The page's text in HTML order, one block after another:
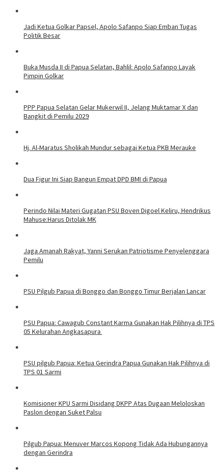
Jadi Ketua Golkar Papsel, Apolo Safanpo Siap Emban Tugas
Politik Besar
Buka Musda II di Papua Selatan, Bahlil: Apolo Safanpo Layak
Pimpin Golkar
PPP Papua Selatan Gelar Mukerwil II, Jelang Muktamar X dan
Bangkit di Pemilu 2029
Hj. Al-Maratus Sholikah Mundur sebagai Ketua PKB Merauke
Dua Figur Ini Siap Bangun Empat DPD BMI di Papua
Perindo Nilai Materi Gugatan PSU Boven Digoel Keliru, Hendrikus
Mahuse:Harus Ditolak MK
Jaga Amanah Rakyat, Yanni Serukan Patriotisme Penyelenggara
Pemilu
PSU Pilgub Papua di Bonggo dan Bonggo Timur Berjalan Lancar
PSU Papua: Cawagub Constant Karma Gunakan Hak Pilihnya di TPS
05 Kelurahan Angkasapura
PSU pilgub Papua: Ketua Gerindra Papua Gunakan Hak Pilihnya di
TPS 01 Sarmi
Komisioner KPU Sarmi Disidang DKPP Atas Dugaan Meloloskan
Paslon dengan Suket Palsu
Pilgub Papua: Menuver Marcos Kopong Tidak Ada Hubungannya
dengan Gerindra